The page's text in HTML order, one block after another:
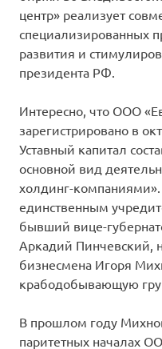
центр» реализует
специализированных
развития и
президента РФ.
Интересно, что ООО
зарегистрировано в
Уставный капитал
основной вид
холдинг-
единственным
бывший вице-
Аркадий Пинчевский,
бизнесмена Игоря
крабодобывающую
В прошлом году
паритетных началах